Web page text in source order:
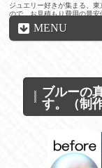
ジュエリー好きが集まる、
ので、お見積もり費用の最安
MENU
ブルーの
す。（制